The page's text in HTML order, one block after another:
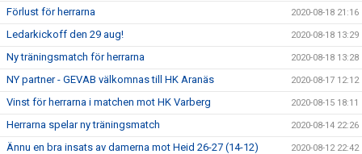
Förlust för herrarna 2020-08-18 21:16
Ledarkickoff den 29 aug! 2020-08-18 13:29
Ny träningsmatch för herrarna 2020-08-18 13:28
NY partner - GEVAB välkomnas till HK Aranäs 2020-08-17 12:12
Vinst för herrarna i matchen mot HK Varberg 2020-08-15 18:11
Herrarna spelar ny träningsmatch 2020-08-14 22:26
Ännu en bra insats av damerna mot Heid 26-27 (14-12) 2020-08-12 22:42